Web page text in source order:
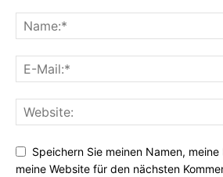
Speichern Sie meinen Namen,
meine Website für den nächsten